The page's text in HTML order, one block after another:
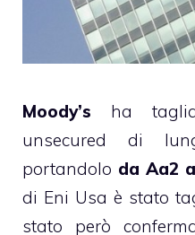
Moody’s ha
unsecured di
portandolo da Aa2
di Eni Usa è stato
stato però